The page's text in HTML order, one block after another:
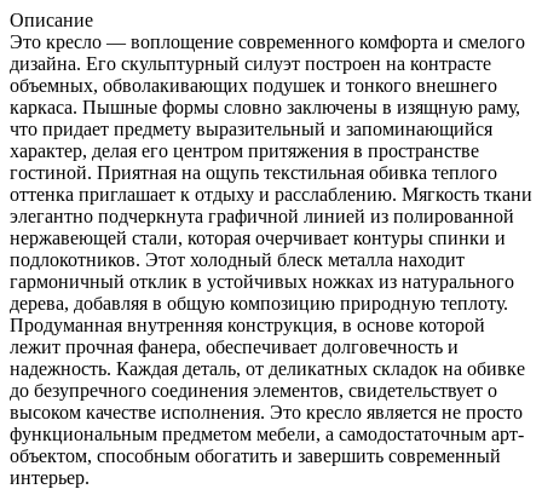
Описание
Это кресло — воплощение современного комфорта и смелого
дизайна. Его скульптурный силуэт построен на контрасте
объемных, обволакивающих подушек и тонкого внешнего
каркаса. Пышные формы словно заключены в изящную раму,
что придает предмету выразительный и запоминающийся
характер, делая его центром притяжения в пространстве
гостиной. Приятная на ощупь текстильная обивка теплого
оттенка приглашает к отдыху и расслаблению. Мягкость ткани
элегантно подчеркнута графичной линией из полированной
нержавеющей стали, которая очерчивает контуры спинки и
подлокотников. Этот холодный блеск металла находит
гармоничный отклик в устойчивых ножках из натурального
дерева, добавляя в общую композицию природную теплоту.
Продуманная внутренняя конструкция, в основе которой
лежит прочная фанера, обеспечивает долговечность и
надежность. Каждая деталь, от деликатных складок на обивке
до безупречного соединения элементов, свидетельствует о
высоком качестве исполнения. Это кресло является не просто
функциональным предметом мебели, а самодостаточным арт-
объектом, способным обогатить и завершить современный
интерьер.